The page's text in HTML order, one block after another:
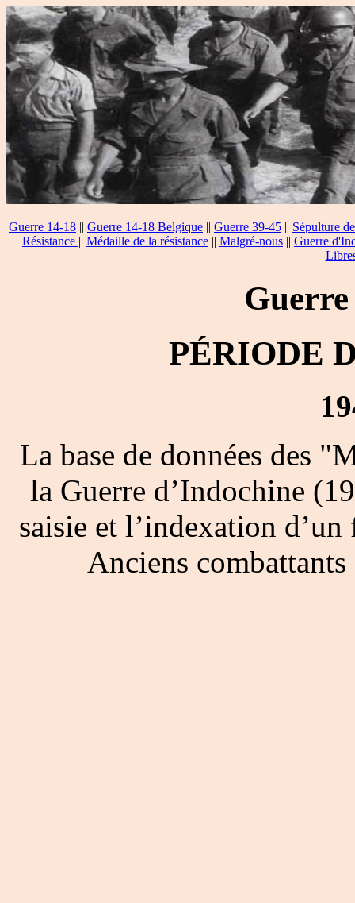
Guerre 14-18 || Guerre 14-18 Belgique || Guerre 39-45 || Sépulture
Résistance || Médaille de la résistance || Malgré-nous || Guerre
PÉRIODE
La base de données des
la Guerre d’Indochine
saisie et l’indexation
Anciens